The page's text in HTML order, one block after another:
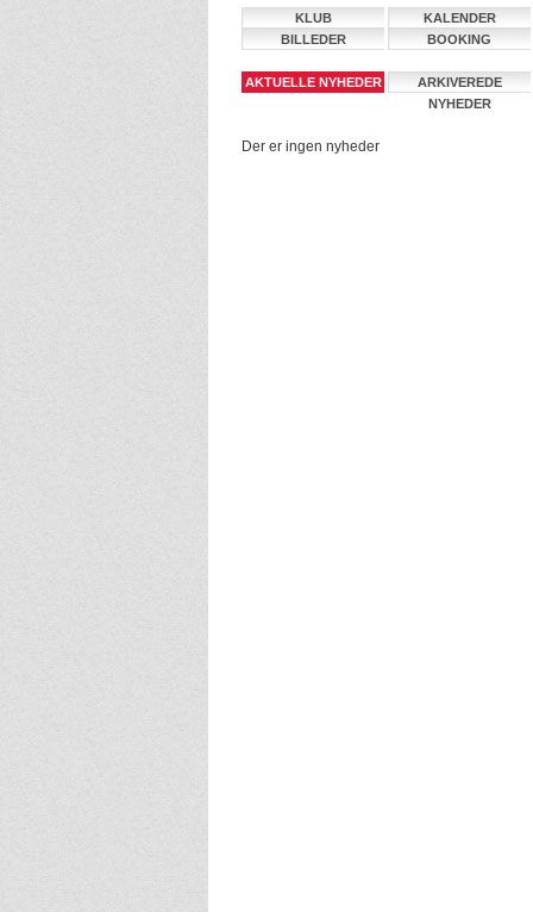
KLUB
KALENDER
BILLEDER
BOOKING
AKTUELLE NYHEDER
ARKIVEREDE
NYHEDER
Der er ingen nyheder